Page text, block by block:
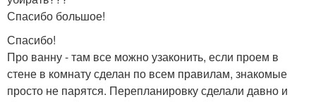
Спасибо большое!
Спасибо!
Про ванну - там все можно узаконить, если проем в
стене в комнату сделан по всем правилам, знакомые
просто не парятся. Перепланировку сделали давно и